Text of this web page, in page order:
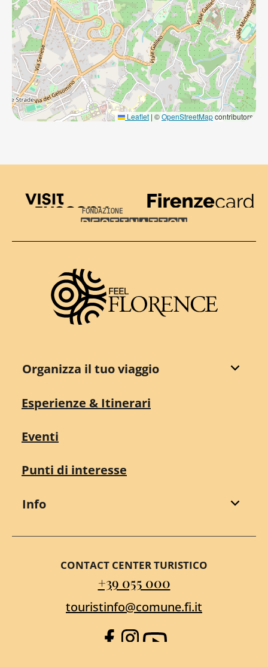
Leaflet | ©OpenStreetMapcontributors
Visit Tuscany
Firenze Card
Destination Florence
Organizza il tuo viaggio
Esperienze & Itinerari
Eventi
Punti di interesse
Info
CONTACT CENTER TURISTICO
+39 055 000
touristinfo@comune.fi.it
Facebook
Instagram
YouTube